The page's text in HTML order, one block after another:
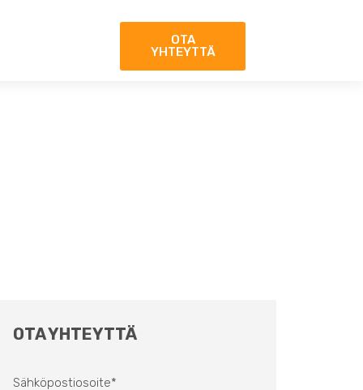
OTA
YHTEYTTÄ
OTA YHTEYTTÄ
Sähköpostiosoite*